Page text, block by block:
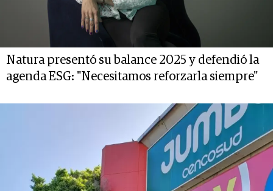
Natura presentó su balance 2025 y defendió la
agenda ESG: "Necesitamos reforzarla siempre"